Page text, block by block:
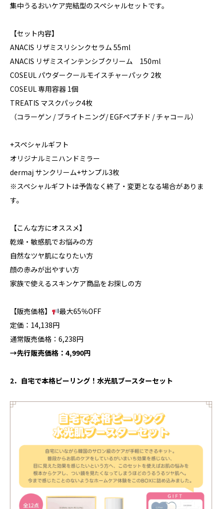
集中うるおいケア完結型のスペシャルセットです。
【セット内容】
ANACIS リザミスリシンクセラム 55ml
ANACIS リザミスインテンシブクリーム 150ml
COSEUL パウダークールモイスチャーパック 2枚
COSEUL 専用容器 1個
TREATIS マスクパック4枚
（コラーゲン / ブライトニング/ EGFペプチド / チャコール）
+スペシャルギフト
オリジナルミニハンドミラー
dermaj サンクリーム+サンプル3枚
※スペシャルギフトは予告なく終了・変更となる場合がありま
す。
【こんな方にオススメ】
乾燥・敏感肌でお悩みの方
自然なツヤ肌になりたい方
顔の赤みが出やすい方
家族で使えるスキンケア商品をお探しの方
【販売価格】
最大65％OFF
定価：14,138円
通常販売価格：6,238円
→先行販売価格：4,990円
2．自宅で本格ピーリング！水光肌ブースターセット